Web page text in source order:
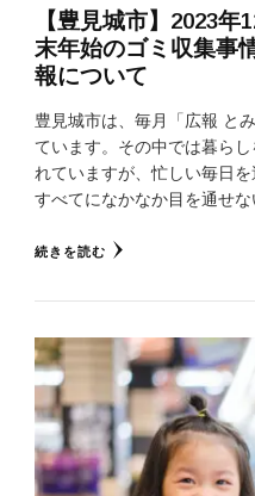
【豊見城市】2023
末年始のゴミ収集事
報について
豊見城市は、毎月「広報 と
ています。その中では暮ら
れていますが、忙しい毎日
すべてになかなか目を通せ
続きを読む